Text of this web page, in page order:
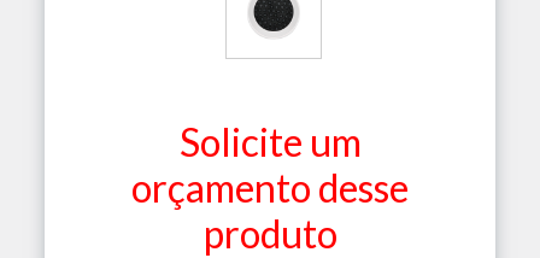
Solicite um
orçamento desse
produto